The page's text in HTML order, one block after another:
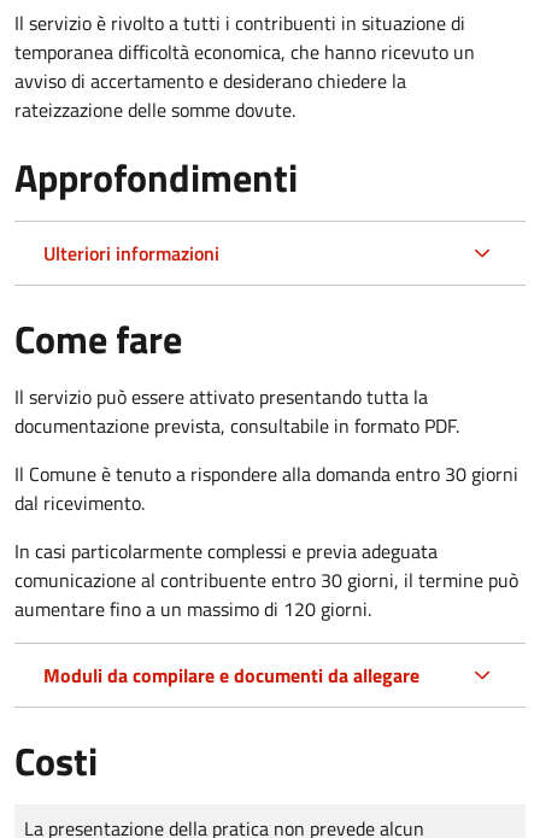
Il servizio è rivolto a tutti i contribuenti in situazione di
temporanea difficoltà economica, che hanno ricevuto un
avviso di accertamento e desiderano chiedere la
rateizzazione delle somme dovute.
Approfondimenti
Ulteriori informazioni
Come fare
Il servizio può essere attivato presentando tutta la
documentazione prevista, consultabile in formato PDF.
Il Comune è tenuto a rispondere alla domanda entro 30 giorni
dal ricevimento.
In casi particolarmente complessi e previa adeguata
comunicazione al contribuente entro 30 giorni, il termine può
aumentare fino a un massimo di 120 giorni.
Moduli da compilare e documenti da allegare
Costi
Tipo di pagamento
Importo
La presentazione della pratica non prevede alcun